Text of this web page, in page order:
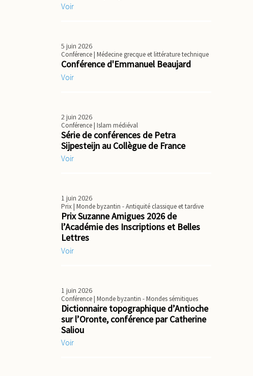
Voir
5 juin 2026
Conférence| Médecine grecque et littérature technique
Conférence d'Emmanuel Beaujard
Voir
2 juin 2026
Conférence| Islam médiéval
Série de conférences de Petra
Sijpesteijn au Collègue de France
Voir
1 juin 2026
Prix| Monde byzantin - Antiquité classique et tardive
Prix Suzanne Amigues 2026 de
l’Académie des Inscriptions et Belles
Lettres
Voir
1 juin 2026
Conférence| Monde byzantin - Mondes sémitiques
Dictionnaire topographique d’Antioche
sur l’Oronte, conférence par Catherine
Saliou
Voir